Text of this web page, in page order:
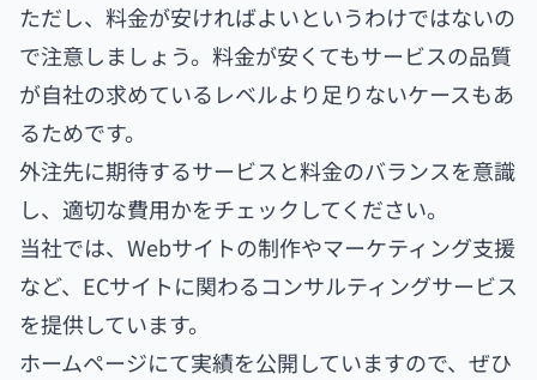
ただし、料金が安ければよいというわけではないの
で注意しましょう。料金が安くてもサービスの品質
が自社の求めているレベルより足りないケースもあ
るためです。
外注先に期待するサービスと料金のバランスを意識
し、適切な費用かをチェックしてください。
当社では、Webサイトの制作やマーケティング支援
など、ECサイトに関わるコンサルティングサービス
を提供しています。
ホームページにて実績を公開していますので、ぜひ